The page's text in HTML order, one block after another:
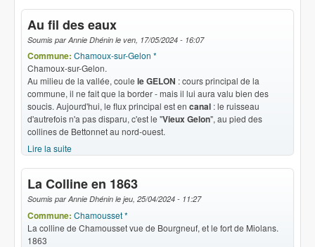
Au fil des eaux
Soumis parAnnie Dhénin le ven, 17/05/2024 - 16:07
Commune: Chamoux-sur-Gelon *
Chamoux-sur-Gelon.
Au milieu de la vallée, coule le GELON : cours principal de la
commune, il ne fait que la border - mais il lui aura valu bien des
soucis. Aujourd'hui, le flux principal est en canal : le ruisseau
d'autrefois n'a pas disparu, c'est le "Vieux Gelon", au pied des
collines de Bettonnet au nord-ouest.
Lire la suite
La Colline en 1863
Soumis parAnnie Dhénin le jeu, 25/04/2024 - 11:27
Commune: Chamousset *
La colline de Chamousset vue de Bourgneuf, et le fort de Miolans.
1863